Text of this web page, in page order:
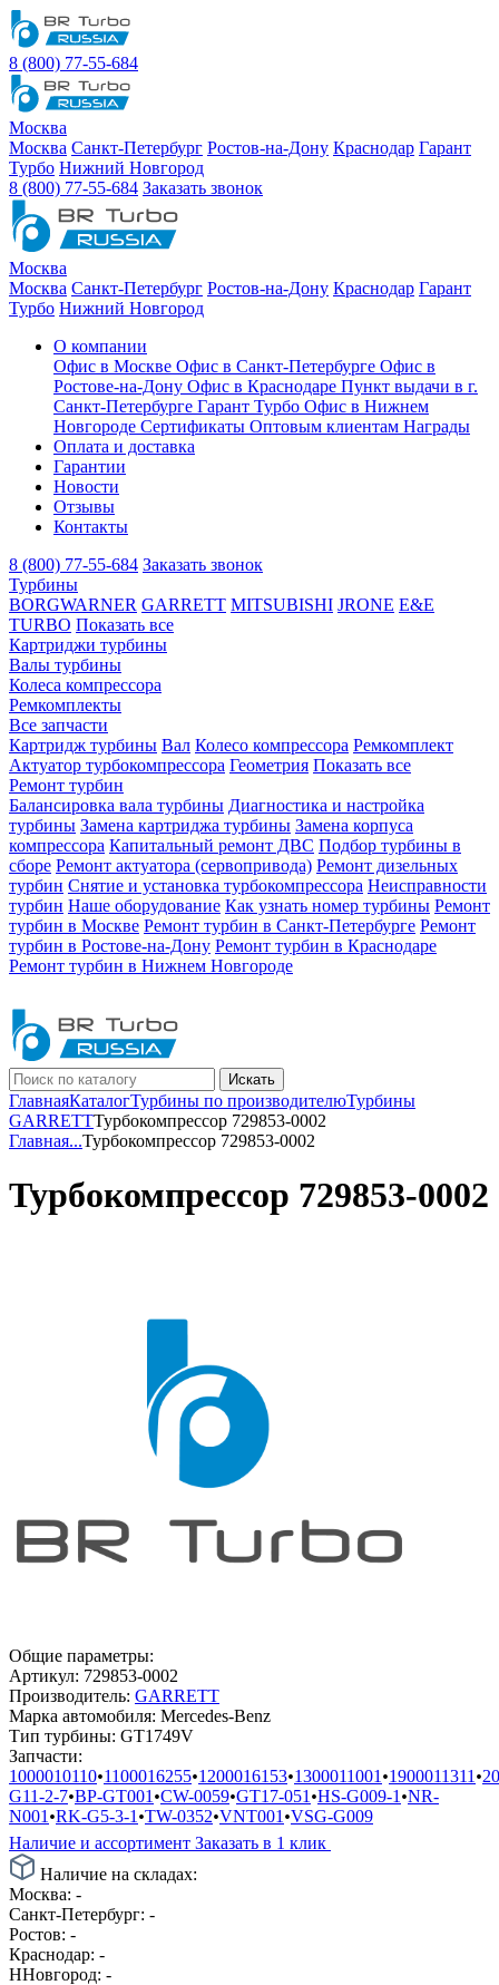
8 (800) 77-55-684
Москва
Москва Санкт-Петербург Ростов-на-Дону Краснодар Гарант
Турбо Нижний Новгород
8 (800) 77-55-684 Заказать звонок
Москва
Москва Санкт-Петербург Ростов-на-Дону Краснодар Гарант
Турбо Нижний Новгород
О компании
Офис в Москве Офис в Санкт-Петербурге Офис в
Ростове-на-Дону Офис в Краснодаре Пункт выдачи в г.
Санкт-Петербурге Гарант Турбо Офис в Нижнем
Новгороде Сертификаты Оптовым клиентам Награды
Оплата и доставка
Гарантии
Новости
Отзывы
Контакты
8 (800) 77-55-684 Заказать звонок
Турбины
BORGWARNER GARRETT MITSUBISHI JRONE E&E
TURBO Показать все
Картриджи турбины
Валы турбины
Колеса компрессора
Ремкомплекты
Все запчасти
Картридж турбины Вал Колесо компрессора Ремкомплект
Актуатор турбокомпрессора Геометрия Показать все
Ремонт турбин
Балансировка вала турбины Диагностика и настройка
турбины Замена картриджа турбины Замена корпуса
компрессора Капитальный ремонт ДВС Подбор турбины в
сборе Ремонт актуатора (сервопривода) Ремонт дизельных
турбин Снятие и установка турбокомпрессора Неисправности
турбин Наше оборудование Как узнать номер турбины Ремонт
турбин в Москве Ремонт турбин в Санкт-Петербурге Ремонт
турбин в Ростове-на-Дону Ремонт турбин в Краснодаре
Ремонт турбин в Нижнем Новгороде
Искать
ГлавнаяКаталогТурбины по производителюТурбины
GARRETTТурбокомпрессор 729853-0002
Главная...Турбокомпрессор 729853-0002
Турбокомпрессор 729853-0002
Общие параметры:
Артикул: 729853-0002
Производитель: GARRETT
Марка автомобиля: Mercedes-Benz
Тип турбины: GT1749V
Запчасти:
1000010110•1100016255•1200016153•1300011001 •1900011311 •
G11-2-7•BP-GT001 •CW-0059•GT17-051 •HS-G009-1 •NR-
N001 •RK-G5-3-1 •TW-0352•VNT001 •VSG-G009
Наличие и ассортимент Заказать в 1 клик
Наличие на складах:
Москва: -
Санкт-Петербург: -
Ростов: -
Краснодар: -
ННовгород: -